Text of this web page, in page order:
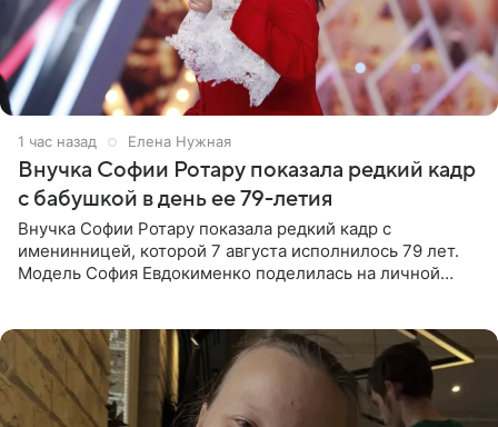
1 час назад Елена Нужная
Внучка Софии Ротару показала редкий кадр
с бабушкой в день ее 79-летия
Внучка Софии Ротару показала редкий кадр с
именинницей, которой 7 августа исполнилось 79 лет.
Модель София Евдокименко поделилась на личной